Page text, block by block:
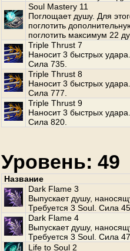
Soul Mastery 11
Поглощает душу. Для
поглотить
поглотить максимум 22
Triple Thrust 7
Наносит 3 быстрых
Сила 735.
Triple Thrust 8
Наносит 3 быстрых
Сила 777.
Triple Thrust 9
Наносит 3 быстрых
Сила 820.
Уровень: 49
Название
Dark Flame 3
Выпускает душу,
Требуется 3 Soul. Сила 45.
Dark Flame 4
Выпускает душу,
Требуется 3 Soul. Сила 47.
Life to Soul 2